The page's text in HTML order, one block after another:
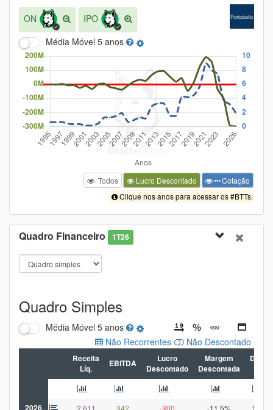
ON
IPO
Média Móvel 5 anos
Todos Lucro Descontado
Cotação
Clique nos anos para acessar os #BTTs.
Quadro Financeiro 1T26
Quadro Simples
Média Móvel 5 anos
Não Descontado
Não Recorrentes
Receita
Líq.
EBITDA
Lucro
Descontado
Margem
Descontada
Dívida
2026